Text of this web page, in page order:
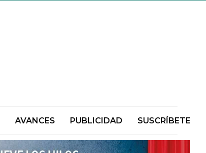
AVANCES PUBLICIDAD SUSCRÍBETE